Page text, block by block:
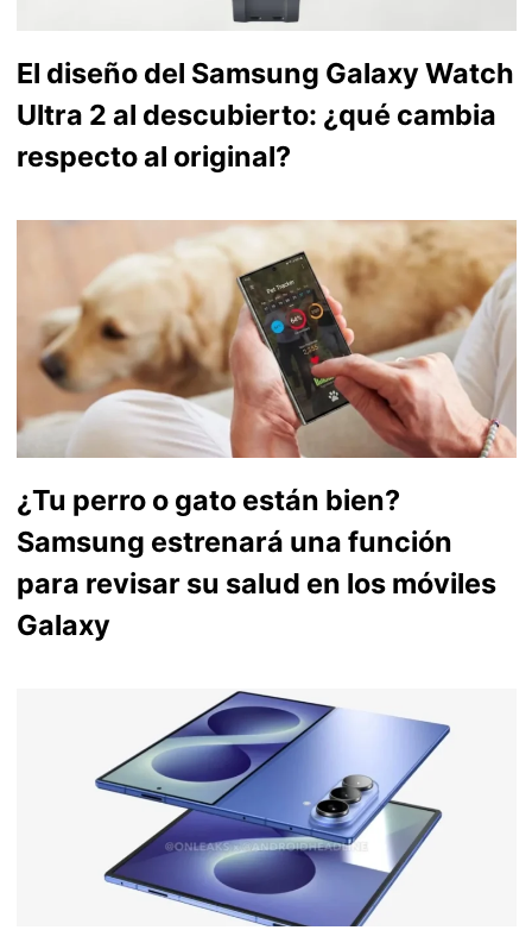
El diseño del Samsung Galaxy Watch
Ultra 2 al descubierto: ¿qué cambia
respecto al original?
¿Tu perro o gato están bien?
Samsung estrenará una función
para revisar su salud en los móviles
Galaxy